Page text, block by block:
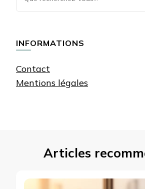
recherchiez
INFORMATIONS
Contact
Mentions légales
Articles